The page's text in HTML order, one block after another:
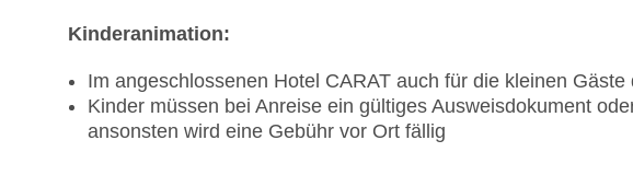
Kinderanimation:
Im angeschlossenen Hotel CARAT auch für die kleinen
Kinder müssen bei Anreise ein gültiges Ausweisdokument
ansonsten wird eine Gebühr vor Ort fällig